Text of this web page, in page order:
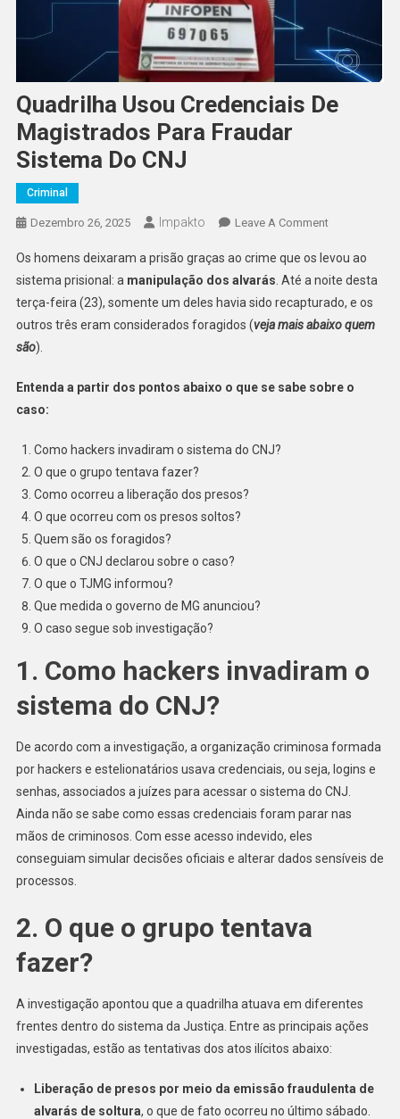
Quadrilha Usou Credenciais De
Magistrados Para Fraudar
Sistema Do CNJ
Criminal
Dezembro 26, 2025 Impakto Leave A CommentOn
Usou
Credenciais
De
Magistrados
Sistema
Os homens deixaram a prisão graças ao crime que os levou ao
sistema prisional: a manipulação dos alvarás . Até a noite desta
terça-feira (23), somente um deles havia sido recapturado, e os
outros três eram considerados foragidos (veja mais abaixo quem
são).
Entenda a partir dos pontos abaixo o que se sabe sobre o
caso:
Como hackers invadiram o sistema do CNJ?
O que o grupo tentava fazer?
Como ocorreu a liberação dos presos?
O que ocorreu com os presos soltos?
Quem são os foragidos?
O que o CNJ declarou sobre o caso?
O que o TJMG informou?
Que medida o governo de MG anunciou?
O caso segue sob investigação?
1. Como hackers invadiram o
sistema do CNJ?
De acordo com a investigação, a organização criminosa formada
por hackers e estelionatários usava credenciais, ou seja, logins e
senhas, associados a juízes para acessar o sistema do CNJ.
Ainda não se sabe como essas credenciais foram parar nas
mãos de criminosos. Com esse acesso indevido, eles
conseguiam simular decisões oficiais e alterar dados sensíveis de
processos.
2. O que o grupo tentava
fazer?
A investigação apontou que a quadrilha atuava em diferentes
frentes dentro do sistema da Justiça. Entre as principais ações
investigadas, estão as tentativas dos atos ilícitos abaixo:
Liberação de presos por meio da emissão fraudulenta de
alvarás de soltura, o que de fato ocorreu no último sábado.